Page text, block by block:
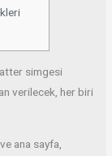
simgesi
verilecek, her biri
ana sayfa,